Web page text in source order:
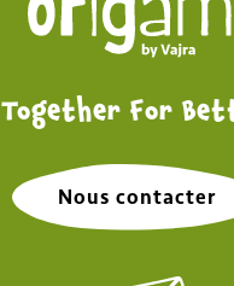
Together For
Nous contacter